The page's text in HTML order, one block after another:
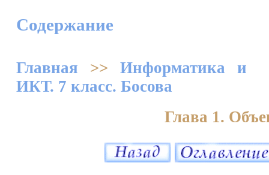
Содержание
Главная >> Информатика и
ИКТ. 7 класс. Босова
Глава 1.